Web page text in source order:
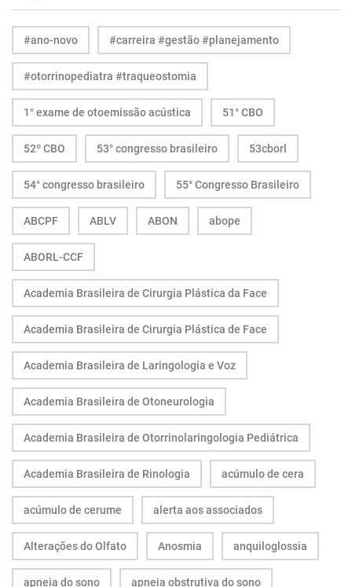
#ano-novo #carreira #gestão #planejamento
#otorrinopediatra #traqueostomia
1° exame de otoemissão acústica 51° CBO
52º CBO 53° congresso brasileiro 53cborl
54° congresso brasileiro 55° Congresso Brasileiro
ABCPF ABLV ABON abope
ABORL-CCF
Academia Brasileira de Cirurgia Plástica da Face
Academia Brasileira de Cirurgia Plástica de Face
Academia Brasileira de Laringologia e Voz
Academia Brasileira de Otoneurologia
Academia Brasileira de Otorrinolaringologia Pediátrica
Academia Brasileira de Rinologia acúmulo de cera
acúmulo de cerume alerta aos associados
Alterações do Olfato Anosmia anquiloglossia
apneia do sono apneia obstrutiva do sono